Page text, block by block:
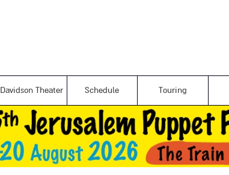
Davidson Theater Schedule Touring